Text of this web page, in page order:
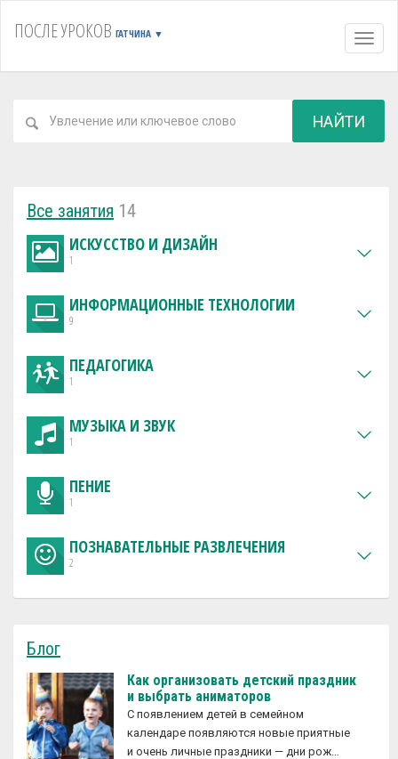
ПОСЛЕ УРОКОВ ГАТЧИНА ▼
НАЙТИ
Все занятия 14
ИСКУССТВО И ДИЗАЙН
1
ИНФОРМАЦИОННЫЕ ТЕХНОЛОГИИ
9
ПЕДАГОГИКА
1
МУЗЫКА И ЗВУК
1
ПЕНИЕ
1
ПОЗНАВАТЕЛЬНЫЕ РАЗВЛЕЧЕНИЯ
2
Блог
Как организовать детский праздник
и выбрать аниматоров
С появлением детей в семейном
календаре появляются новые приятные
и очень личные праздники — дни рож…